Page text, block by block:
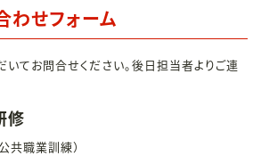
わせフォーム
てお問合せください。後日担当者よりご連
修
共職業訓練）